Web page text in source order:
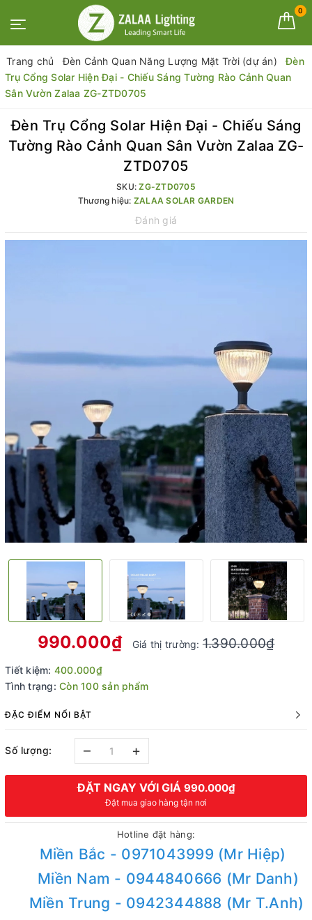
0
Trang chủ Đèn Cảnh Quan Năng Lượng Mặt Trời (dự án)
Đèn
Trụ Cổng Solar Hiện Đại - Chiếu Sáng Tường Rào Cảnh Quan
Sân Vườn Zalaa ZG-ZTD0705
Đèn Trụ Cổng Solar Hiện Đại - Chiếu Sáng
Tường Rào Cảnh Quan Sân Vườn Zalaa ZG-
ZTD0705
SKU:ZG-ZTD0705
Thương hiệu: ZALAA SOLAR GARDEN
Đánh giá
990.000₫ Giá thị trường:1.390.000₫
Tiết kiệm: 400.000₫
Tình trạng: Còn 100 sản phẩm
ĐẶC ĐIỂM NỔI BẬT
Số lượng: – +
ĐẶT NGAY VỚI GIÁ 990.000₫
Đặt mua giao hàng tận nơi
Hotline đặt hàng:
Miền Bắc - 0971043999 (Mr Hiệp)
Miền Nam - 0944840666 (Mr Danh)
Miền Trung - 0942344888 (Mr T.Anh)